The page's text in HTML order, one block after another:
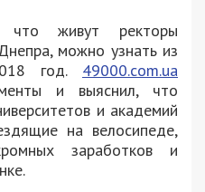
живут ректоры
можно узнать из
год. 49000.com.ua
и выяснил, что
и академий
на велосипеде,
заработков и